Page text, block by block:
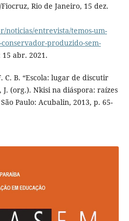
Fiocruz, Rio de Janeiro, 15 dez.
noticias/entrevista/temos-um-
produzido-sem-
15 abr. 2021.
C. B. “Escola: lugar de discutir
J. (org.). Nkisi na diáspora: raízes
Paulo: Acubalin, 2013, p. 65-